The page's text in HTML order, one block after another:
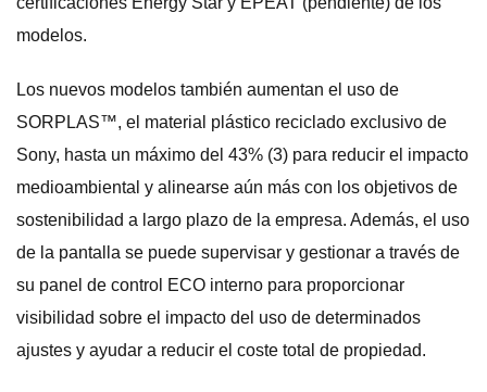
modelos.
Los nuevos modelos también aumentan el uso de
SORPLAS™, el material plástico reciclado exclusivo de
Sony, hasta un máximo del 43% (3) para reducir el impacto
medioambiental y alinearse aún más con los objetivos de
sostenibilidad a largo plazo de la empresa. Además, el uso
de la pantalla se puede supervisar y gestionar a través de
su panel de control ECO interno para proporcionar
visibilidad sobre el impacto del uso de determinados
ajustes y ayudar a reducir el coste total de propiedad.